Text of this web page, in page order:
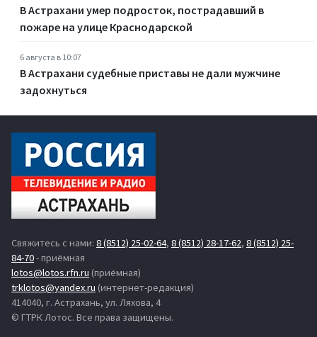
В Астрахани умер подросток, пострадавший в
пожаре на улице Краснодарской
6 августа в 10:07
В Астрахани судебные приставы не дали мужчине
задохнуться
Свяжитесь с нами: 8 (8512) 25-02-64, 8 (8512) 28-17-62, 8 (8512) 25-
84-70- приёмная
lotos@lotos.rfn.ru (приёмная)
trklotos@yandex.ru (интернет-редакция)
414040, г. Астрахань, ул. Ляхова, 4
© ГТРК Лотос. Все права защищены.